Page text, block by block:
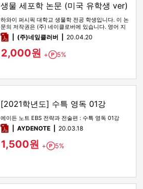
생물 세포학 논문 (미국 유학생 ver)
하와이 퍼시픽 대학교 생물학 전공 학생입니다. 이 논
문의 저작권은 (주) 네이클로버에 있습니다. 영어 지
문 연습용으로 제 논…
pdf(주)네잎클러버 20.04.20
2,000원 + Point
5%
[2021학년도] 수특 영독 01강
에이든 노트 EBS 전략과 전술편 : 수특 영독 01강
pdfAYDENOTE 20.03.18
1,500원 + Point
5%